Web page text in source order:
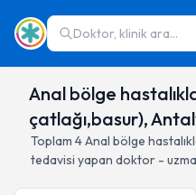
Doktor, klinik ara...
Anal bölge
çatlağı,basur),
Toplam 4Anal bölge
tedavisi yapan doktor -